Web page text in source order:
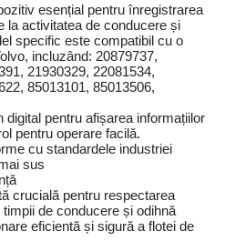
esențial pentru înregistrarea
la activitatea de conducere și
specific este compatibil cu o
incluzând: 20879737,
21930329, 22081534,
85013101, 85013506,
digital pentru afișarea informațiilor
pentru operare facilă.
cu standardele industriei
sus
crucială pentru respectarea
de conducere și odihnă
eficientă și sigură a flotei de